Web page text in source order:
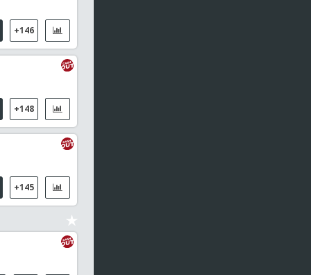
Czubak, Karol
Pogon Szczecin
Motor Lublin
Kisvarda FC
Ujpest FC
FC Lausanne-Sport
Young Boys
1era Mitad
+146
+148
+145